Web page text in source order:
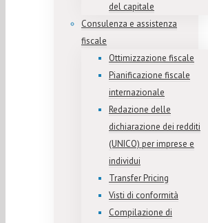
del capitale
Consulenza e assistenza
fiscale
Ottimizzazione fiscale
Pianificazione fiscale
internazionale
Redazione delle
dichiarazione dei redditi
(UNICO) per imprese e
individui
Transfer Pricing
Visti di conformità
Compilazione di